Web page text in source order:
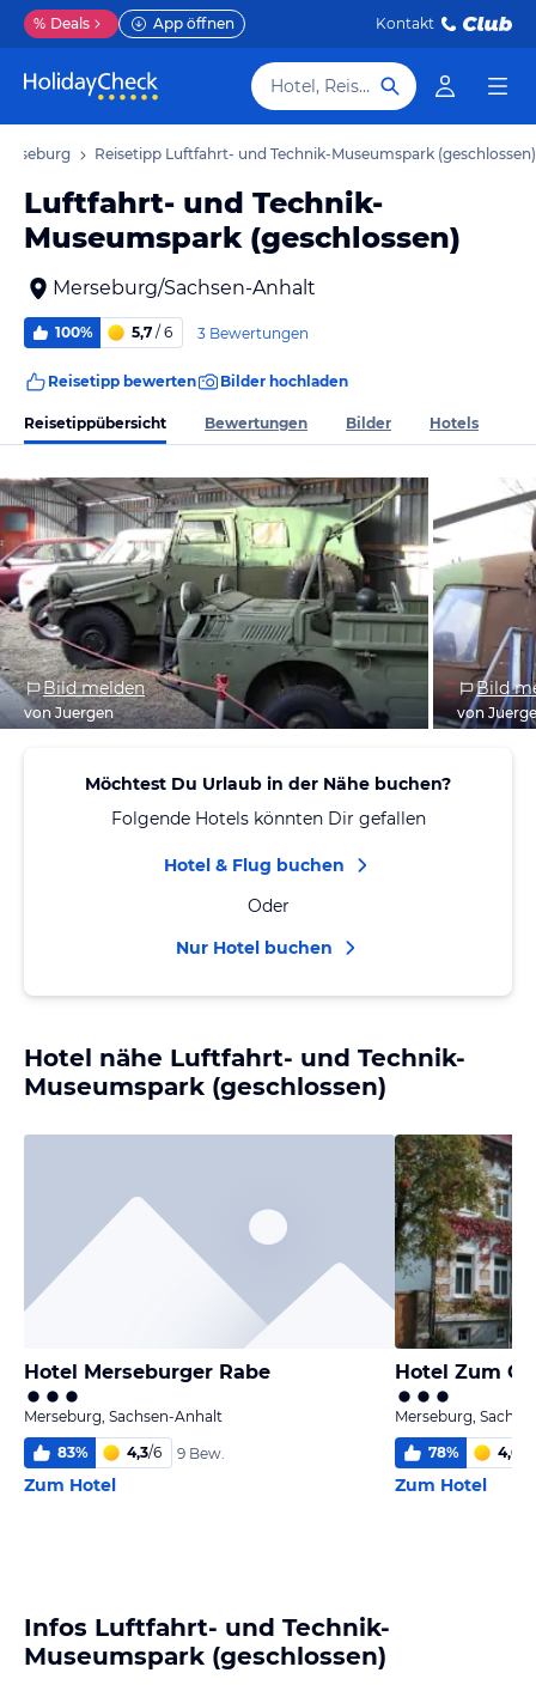
% Deals App öffnen Kontakt
Hotel, Reiseziel
Reisetipp Luftfahrt- und Technik-Museumspark (geschlossen)
Luftfahrt- und Technik-
Museumspark (geschlossen)
Merseburg/Sachsen-Anhalt
100% 5,7 / 6 3 Bewertungen
Reisetipp bewerten Bilder hochladen
Reisetippübersicht Bewertungen Bilder Hotels
Bild melden
von Juergen
Bild
von
Möchtest Du Urlaub in der Nähe buchen?
Folgende Hotels könnten Dir gefallen
Hotel & Flug buchen
Oder
Nur Hotel buchen
Hotel nähe Luftfahrt- und Technik-
Museumspark (geschlossen)
Hotel Merseburger Rabe
Merseburg, Sachsen-Anhalt
83% 4,3/6 9 Bew.
Zum Hotel
Hotel Zum
Merseburg,
78% 4,6
Zum Hotel
Infos Luftfahrt- und Technik-
Museumspark (geschlossen)